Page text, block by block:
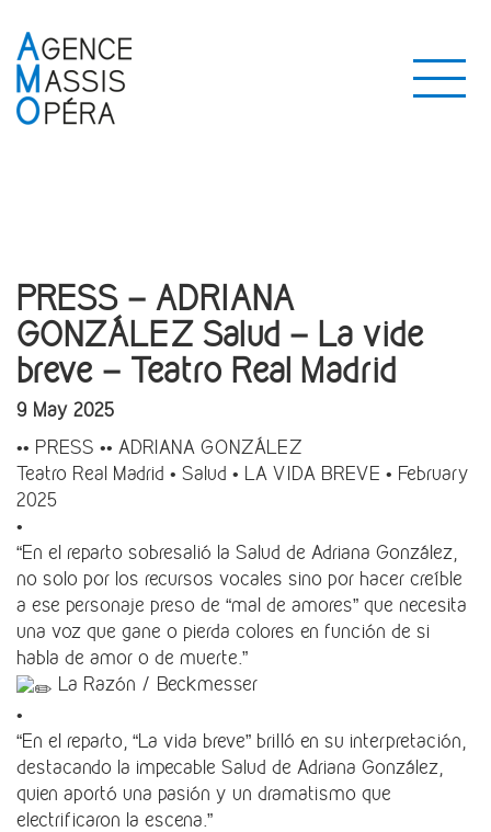
PRESS – ADRIANA
GONZÁLEZ Salud – La vide
breve – Teatro Real Madrid
9 May 2025
•• PRESS •• ADRIANA GONZÁLEZ
Teatro Real Madrid • Salud • LA VIDA BREVE • February
2025
•
“En el reparto sobresalió la Salud de Adriana González,
no solo por los recursos vocales sino por hacer creíble
a ese personaje preso de “mal de amores” que necesita
una voz que gane o pierda colores en función de si
habla de amor o de muerte.”
La Razón / Beckmesser
•
“En el reparto, “La vida breve” brilló en su interpretación,
destacando la impecable Salud de Adriana González,
quien aportó una pasión y un dramatismo que
electrificaron la escena.”